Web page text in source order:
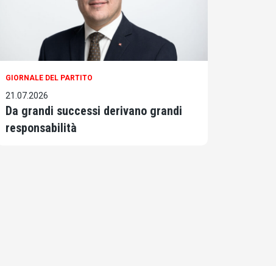
GIORNALE DEL PARTITO
21.07.2026
Da grandi successi derivano grandi
responsabilità